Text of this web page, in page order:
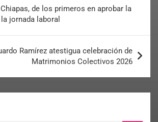
de los primeros en aprobar la
jornada laboral
Ramírez atestigua celebración de
Matrimonios Colectivos 2026